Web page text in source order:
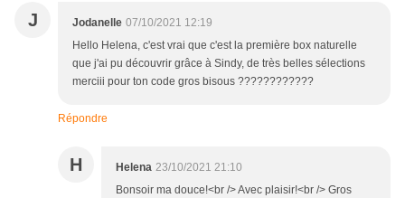
J Jodanelle 07/10/2021 12:19
Hello Helena, c'est vrai que c'est la première box naturelle
que j'ai pu découvrir grâce à Sindy, de très belles sélections
merciii pour ton code gros bisous ????????????
Répondre
H Helena 23/10/2021 21:10
Bonsoir ma douce!<br /> Avec plaisir!<br /> Gros